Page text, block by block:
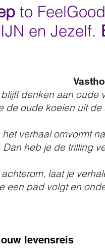
to
en Jezelf.
denken aan oude
de oude koeien uit
het verhaal omvormt
Dan heb je de trilling
achterom, laat je
een pad volgt en
levensreis